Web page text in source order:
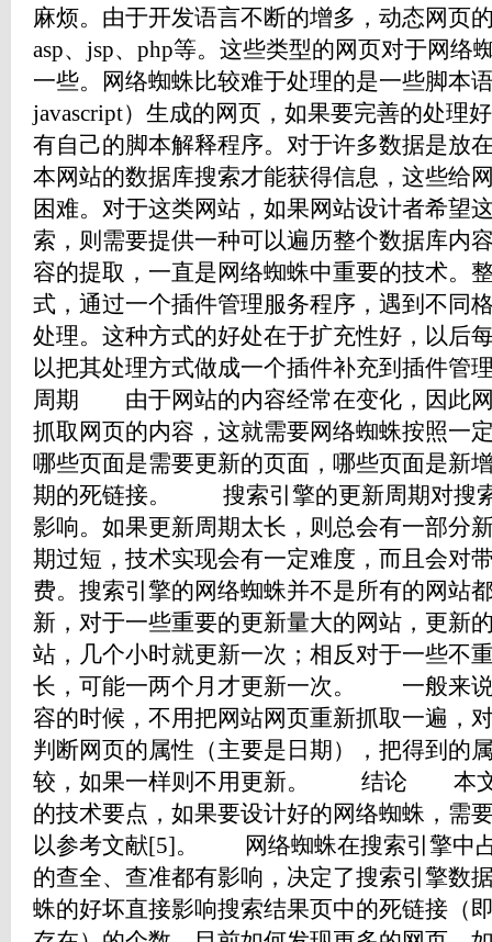
麻烦。由于开发语言不断的增多，动态网页
asp、jsp、php等。这些类型的网页对于网络
一些。网络蜘蛛比较难于处理的是一些脚本
javascript）生成的网页，如果要完善的处理
有自己的脚本解释程序。对于许多数据是放
本网站的数据库搜索才能获得信息，这些给
困难。对于这类网站，如果网站设计者希望
索，则需要提供一种可以遍历整个数据库
容的提取，一直是网络蜘蛛中重要的技术。
式，通过一个插件管理服务程序，遇到不同
处理。这种方式的好处在于扩充性好，以后
以把其处理方式做成一个插件补充到插件
周期 由于网站的内容经常在变化，因此网
抓取网页的内容，这就需要网络蜘蛛按照一
哪些页面是需要更新的页面，哪些页面是新
期的死链接。 搜索引擎的更新周期对搜
影响。如果更新周期太长，则总会有一部分
期过短，技术实现会有一定难度，而且会对
费。搜索引擎的网络蜘蛛并不是所有的网站
新，对于一些重要的更新量大的网站，更新
站，几个小时就更新一次；相反对于一些不
长，可能一两个月才更新一次。 一般来说
容的时候，不用把网站网页重新抓取一遍，
判断网页的属性（主要是日期），把得到的
较，如果一样则不用更新。 结论 本文
的技术要点，如果要设计好的网络蜘蛛，需
以参考文献[5]。 网络蜘蛛在搜索引擎中
的查全、查准都有影响，决定了搜索引擎数
蛛的好坏直接影响搜索结果页中的死链接（